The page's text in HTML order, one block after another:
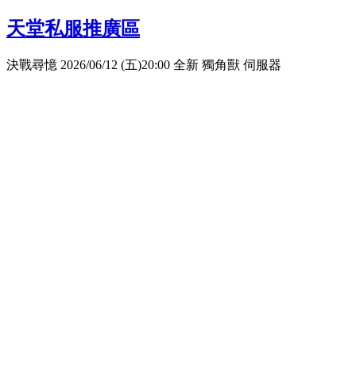
天堂私服推廣區
決戰尋憶 2026/06/12 (五)20:00 全新 獨角獸 伺服器